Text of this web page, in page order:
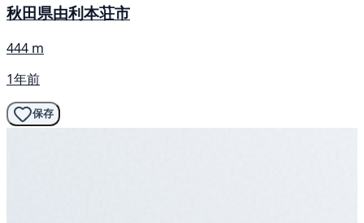
秋田県由利本荘市
444 m
1年前
保存